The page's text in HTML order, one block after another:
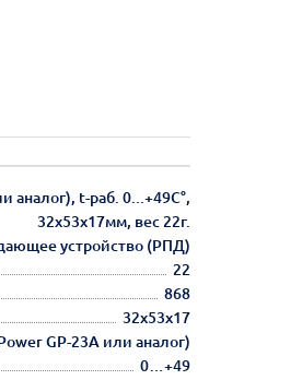
аналог), t-раб. 0...+49С°,
32х53х17мм, вес 22г.
устройство (РПД)
22
868
32х53х17
GP-23A или аналог)
0…+49